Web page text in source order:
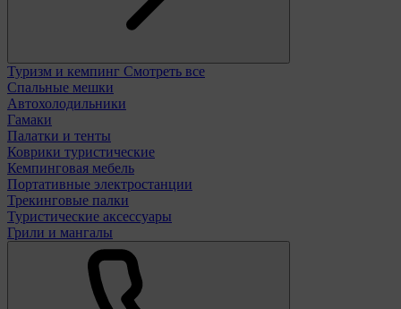
Туризм и кемпинг Смотреть все
Спальные мешки
Автохолодильники
Гамаки
Палатки и тенты
Коврики туристические
Кемпинговая мебель
Портативные электростанции
Трекинговые палки
Туристические аксессуары
Грили и мангалы